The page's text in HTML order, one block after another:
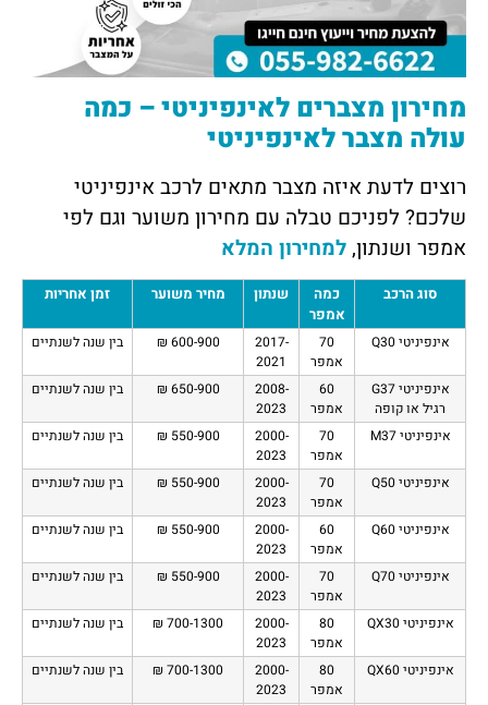
מחירון מצברים לאינפיניטי – כמה
עולה מצברלאינפיניטי
רוצים לדעת איזה מצבר מתאים לרכב אינפיניטי
שלכם? לפניכם טבלה עם מחירון משוער וגם לפי
אמפר ושנתון, למחירון המלא
סוג הרכב
כמה
אמפר
שנתון מחיר משוער זמן אחריות
אינפיניטי Q30
70
אמפר
2017-
2021
600-900 ₪ בין שנה לשנתיים
אינפיניטי G37
רגיל או קופה
60
אמפר
2008-
2023
650-900 ₪ בין שנה לשנתיים
אינפיניטי M37
70
אמפר
2000-
2023
550-900 ₪ בין שנה לשנתיים
אינפיניטי Q50
70
אמפר
2000-
2023
550-900 ₪ בין שנה לשנתיים
אינפיניטי Q60
60
אמפר
2000-
2023
550-900 ₪ בין שנה לשנתיים
אינפיניטי Q70
70
אמפר
2000-
2023
550-900 ₪ בין שנה לשנתיים
אינפיניטי QX30
80
אמפר
2000-
2023
700-1300 ₪ בין שנה לשנתיים
אינפיניטי QX60
80
אמפר
2000-
2023
700-1300 ₪ בין שנה לשנתיים